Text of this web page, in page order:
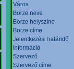
Város
Börze neve
Börze helyszíne
Börze címe
Jelentkezési határidő
Információ
Szervező
Szervező címe